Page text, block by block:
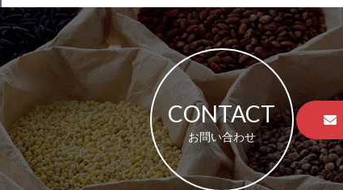
CONTACT
お問い合わせ